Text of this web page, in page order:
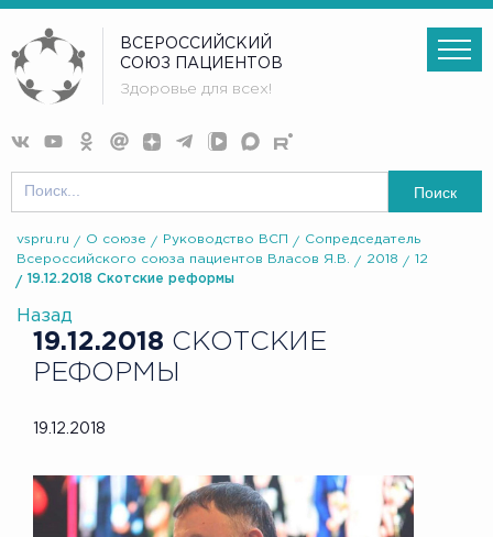
ВСЕРОССИЙСКИЙ
СОЮЗ ПАЦИЕНТОВ
Здоровье для всех!
Поиск
vspru.ru О союзе Руководство ВСП
Сопредседатель
Всероссийского союза пациентов Власов Я.В.
2018
12
19.12.2018 Скотские реформы
Назад
19.12.2018 СКОТСКИЕ
РЕФОРМЫ
19.12.2018